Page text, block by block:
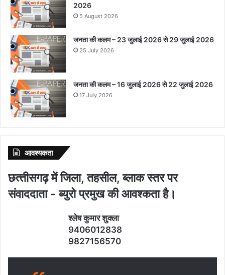
2026
5 August 2026
जनता की कलम – 23 जुलाई 2026 से 29 जुलाई 2026
25 July 2026
जनता की कलम – 16 जुलाई 2026 से 22 जुलाई 2026
17 July 2026
आवश्‍यकता
छत्‍तीसगढ़ में जिला, तहसील, ब्‍लाक स्‍तर पर
संवाददाता - ब्‍युरो प्रमुख की आवश्‍कता है।
श्‍लेष कुमार शुक्‍ला
9406012838
9827156570